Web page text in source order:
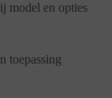
model en opties
toepassing